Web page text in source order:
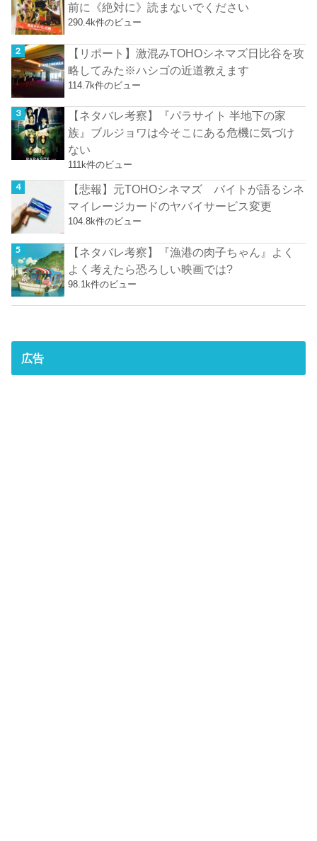
前に《絶対に》読まないでください
290.4k件のビュー
【リポート】激混みTOHOシネマズ日比谷を攻
略してみた※ハシゴの近道教えます
114.7k件のビュー
【ネタバレ考察】『パラサイト 半地下の家
族』ブルジョワは今そこにある危機に気づけ
ない
111k件のビュー
【悲報】元TOHOシネマズ バイトが語るシネ
マイレージカードのヤバイサービス変更
104.8k件のビュー
【ネタバレ考察】『漁港の肉子ちゃん』よく
よく考えたら恐ろしい映画では?
98.1k件のビュー
広告